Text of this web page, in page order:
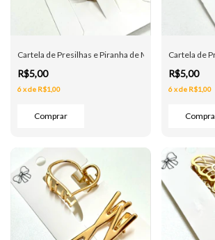
Cartela de Presilhas e Piranha de Metal - Flor Vazada
R$5,00
6xde R$1,00
Cartela de
R$5,00
6 xde R$1,00